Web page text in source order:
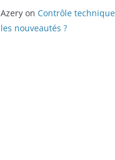
Azery on Contrôle
les nouveautés ?